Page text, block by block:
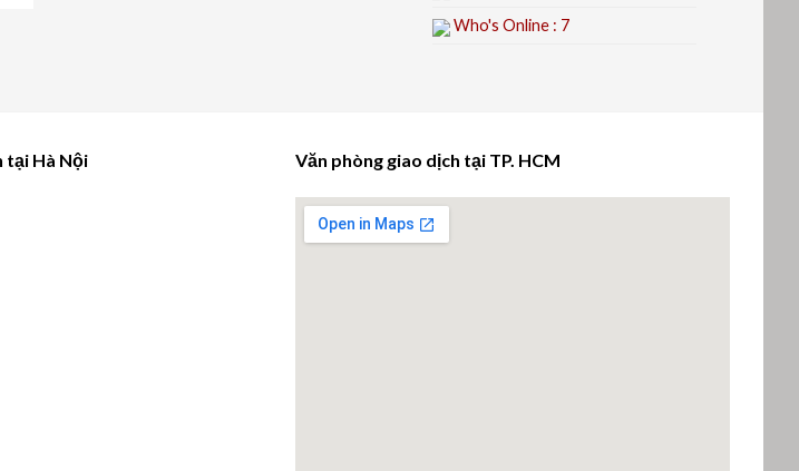
Who's Online : 7
tại Hà Nội Văn phòng giao dịch tại TP. HCM